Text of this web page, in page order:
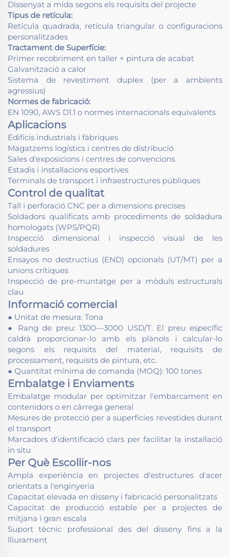
Dissenyat a mida segons els requisits del projecte
Tipus de retícula:
Retícula quadrada, retícula triangular o configuracions
personalitzades
Tractament de Superfície:
Primer recobriment en taller + pintura de acabat
Galvanització a calor
Sistema de revestiment duplex (per a ambients
agressius)
Normes de fabricació:
EN 1090, AWS D1.1 o normes internacionals equivalents
Aplicacions
Edificis industrials i fàbriques
Magatzems logístics i centres de distribució
Sales d'exposicions i centres de convencions
Estadis i instal·lacions esportives
Terminals de transport i infraestructures públiques
Control de qualitat
Tall i perforació CNC per a dimensions precises
Soldadors qualificats amb procediments de soldadura
homologats (WPS/PQR)
Inspecció dimensional i inspecció visual de les
soldadures
Ensayos no destructius (END) opcionals (UT/MT) per a
unions crítiques
Inspecció de pre-muntatge per a mòduls estructurals
clau
Informació comercial
● Unitat de mesura: Tona
● Rang de preu: 1300—3000 USD/T. El preu específic
caldrà proporcionar-lo amb els plànols i calcular-lo
segons els requisits del material, requisits de
processament, requisits de pintura, etc.
● Quantitat mínima de comanda (MOQ): 100 tones
Embalatge i Enviaments
Embalatge modular per optimitzar l'embarcament en
contenidors o en càrrega general
Mesures de protecció per a superfícies revestides durant
el transport
Marcadors d'identificació clars per facilitar la instal·lació
in situ
Per Què Escollir-nos
Ampla experiència en projectes d'estructures d'acer
orientats a l'enginyeria
Capacitat elevada en disseny i fabricació personalitzats
Capacitat de producció estable per a projectes de
mitjana i gran escala
Suport tècnic professional des del disseny fins a la
lliurament